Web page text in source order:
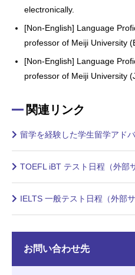
electronically.
[Non-English] Language
professor of Meiji University
[Non-English] Language
professor of Meiji University
関連リンク
留学を経験した学生留学アド
TOEFL iBT テスト日程（外部
IELTS 一般テスト日程（外部
お問い合わせ先